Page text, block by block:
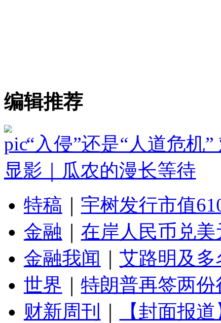
编辑推荐
“入侵”还是“人道危机
显影｜瓜农的漫长等待
特稿
宇树发行市值
金融
在岸人民币兑
金融我闻
艾路明及
世界
特朗普再签两
财新周刊
【封面报